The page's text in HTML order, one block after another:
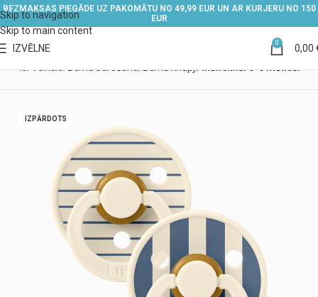
Skip to navigation
Skip to main content
BEZMAKSAS PIEGĀDE UZ PAKOMĀTU NO 49,99 EUR UN AR KURJERU NO 150
EUR
IZVĒLNE 0 0,00
IZPĀRDOTS